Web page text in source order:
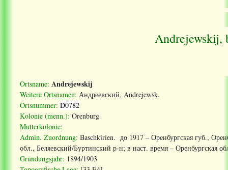
Andrejewskij,
Ortsname: Andrejewskij
Weitere Ortsnamen: Андреевский, Andrejewsk.
Ortsnummer: D0782
Kolonie (menn.): Orenburg
Mutterkolonie:
Admin. Zuordnung: Baschkirien. до 1917 – Оренбургская губ.,
обл., Беляевский/Буртинский р-н; в наст. время – Оренбургская
Gründungsjahr: 1894/1903